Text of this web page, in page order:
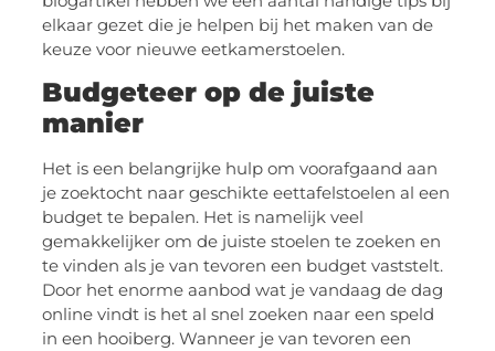
elkaar gezet die je helpen bij het maken van de
keuze voor nieuwe eetkamerstoelen.
Budgeteer op de juiste
manier
Het is een belangrijke hulp om voorafgaand aan
je zoektocht naar geschikte eettafelstoelen al een
budget te bepalen. Het is namelijk veel
gemakkelijker om de juiste stoelen te zoeken en
te vinden als je van tevoren een budget vaststelt.
Door het enorme aanbod wat je vandaag de dag
online vindt is het al snel zoeken naar een speld
in een hooiberg. Wanneer je van tevoren een